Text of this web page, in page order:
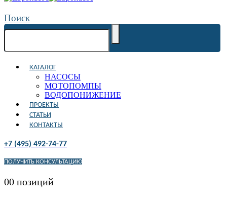
Поиск
КАТАЛОГ
НАСОСЫ
МОТОПОМПЫ
ВОДОПОНИЖЕНИЕ
ПРОЕКТЫ
СТАТЬИ
КОНТАКТЫ
+7 (495) 492-74-77
ПОЛУЧИТЬ КОНСУЛЬТАЦИЮ
00 позиций